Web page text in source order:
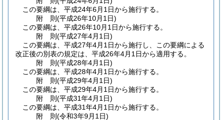
この要綱は、平成24年6月1日から施行する。
附 則(平成26年10月1日)
この要綱は、平成26年10月1日から施行する。
附 則(平成27年4月1日)
この要綱は、平成27年4月1日から施行し、この要綱による
改正後の別表の規定は、平成26年4月1日から適用する。
附 則(平成28年4月1日)
この要綱は、平成28年4月1日から施行する。
附 則(平成29年4月1日)
この要綱は、平成29年4月1日から施行する。
附 則(平成31年4月1日)
この要綱は、平成31年4月1日から施行する。
附 則(令和3年9月1日)